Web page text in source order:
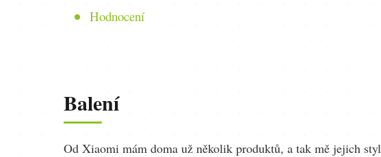
Hodnocení
Balení
Od Xiaomi mám doma už několik produktů, a tak mě jejich styl